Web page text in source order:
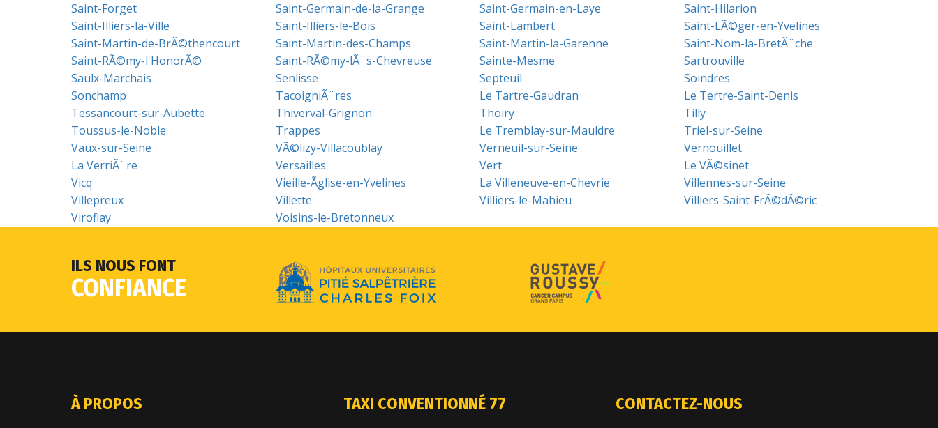
Saint-Forget
Saint-Germain-de-la-Grange Saint-Germain-en-Laye
Saint-Hilarion
Saint-Illiers-la-Ville
Saint-Illiers-le-Bois Saint-Lambert
Saint-LÃ©ger-en-Yvelines
Saint-Martin-de-BrÃ©thencourt
Saint-Martin-des-Champs Saint-Martin-la-Garenne
Saint-Nom-la-BretÃ¨che
Saint-RÃ©my-l'HonorÃ©
Saint-RÃ©my-lÃ¨s-Chevreuse Sainte-Mesme
Sartrouville
Saulx-Marchais
Senlisse Septeuil
Soindres
Sonchamp
TacoigniÃ¨res Le Tartre-Gaudran
Le Tertre-Saint-Denis
Tessancourt-sur-Aubette
Thiverval-Grignon Thoiry
Tilly
Toussus-le-Noble
Trappes Le Tremblay-sur-Mauldre
Triel-sur-Seine
Vaux-sur-Seine
VÃ©lizy-Villacoublay Verneuil-sur-Seine
Vernouillet
La VerriÃ¨re
Versailles Vert
Le VÃ©sinet
Vicq
Vieille-Ãglise-en-Yvelines La Villeneuve-en-Chevrie
Villennes-sur-Seine
Villepreux
Villette Villiers-le-Mahieu
Villiers-Saint-FrÃ©dÃ©ric
Viroflay
Voisins-le-Bretonneux
ILS NOUS FONT
CONFIANCE
À PROPOS TAXI CONVENTIONNÉ 77 CONTACTEZ-NOUS